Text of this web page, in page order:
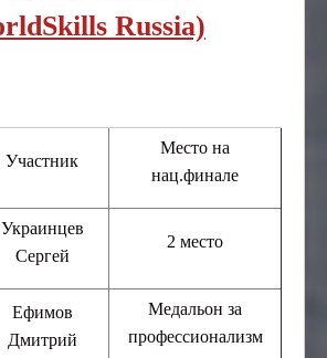
Russia)
Участник
Место на
нац.финале
Украинцев
Сергей
2 место
Ефимов
Дмитрий
Медальон за
профессионализм